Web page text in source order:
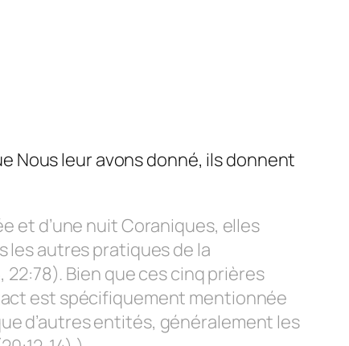
Nous leur avons donné, ils donnent
et d’une nuit Coraniques, elles
les autres pratiques de la
22:78). Bien que ces cinq prières
est spécifiquement mentionnée
d’autres entités, généralement les